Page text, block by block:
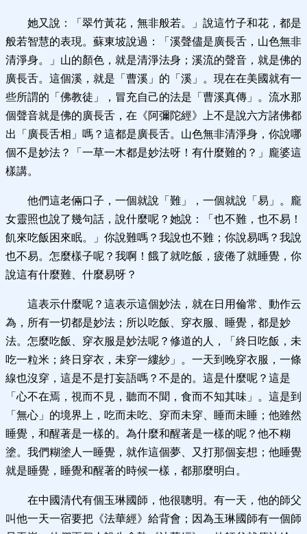
她又說：「翠竹黃花，無非般若。」說這竹子和花，都是
般若智慧的表現。蘇東坡說過：「溪聲儘是廣長舌，山色無非
清淨身。」山的顏色，就是清淨法身；溪流的聲音，就是佛的
廣長舌。這個溪，就是「曹溪」的「溪」。現在在美國就有一
些所謂的「佛教徒」，冒充自己的法是「曹溪真傳」。流水那
個聲音就是佛的廣長舌，在《阿彌陀經》上不是說六方諸佛都
出「廣長舌相」嗎？這都是廣長舌。山色無非清淨身，你說哪
個不是妙法？「一草一木都是妙法呀！有什麼難的？」龐婆這
樣講。
他們這老倆口子，一個就說「難」，一個就說「易」。龐
女靈照也說了幾句話，說什麼呢？她說：「也不難，也不易！
飢來吃飯困來眠。」你說難嗎？我說也不難；你說易嗎？我說
也不易。怎麼樣子呢？我啊！餓了就吃飯，疲倦了就睡覺，你
說這有什麼難、什麼易呀？
這表示什麼呢？這表示這個妙法，就在日用倫常、動作云
為，所有一切都是妙法；所以吃飯、穿衣服、睡覺，都是妙
法。怎麼吃飯、穿衣服是妙法呢？修道的人，「終日吃飯，未
吃一粒米；終日穿衣，未穿一縷紗」。一天到晚穿衣服，一條
線也沒穿，這是不是打妄語嗎？不是的。這是什麼呢？這是
「心不在焉，視而不見，聽而不聞，食而不知其味」。這是到
「無心」的境界上，吃而未吃、穿而未穿、睡而未睡；他雖然
睡覺，和醒著是一樣的。為什麼和醒著是一樣的呢？他不糊
塗。我們糊塗人一睡覺，就作這個夢、又打那個妄想；他睡覺
就是睡覺，睡覺和醒著的時候一樣，都那麼明白。
在中國清代有個玉琳國師，他很聰明。有一天，他的師父
叫他一天一宿要把《法華經》給背會；因為玉琳國師有一個師